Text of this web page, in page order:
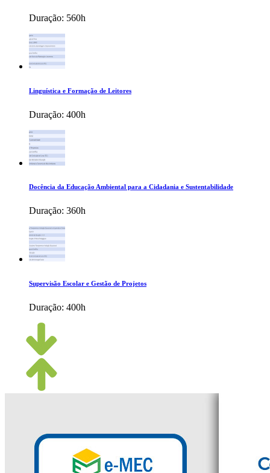
Duração: 560h
Linguística e Formação de Leitores
Duração: 400h
Docência da Educação Ambiental para a Cidadania e Sustentabilidade
Duração: 360h
Supervisão Escolar e Gestão de Projetos
Duração: 400h